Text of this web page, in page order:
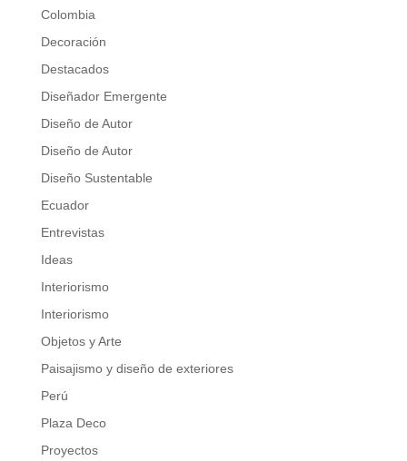
Colombia
Decoración
Destacados
Diseñador Emergente
Diseño de Autor
Diseño de Autor
Diseño Sustentable
Ecuador
Entrevistas
Ideas
Interiorismo
Interiorismo
Objetos y Arte
Paisajismo y diseño de exteriores
Perú
Plaza Deco
Proyectos